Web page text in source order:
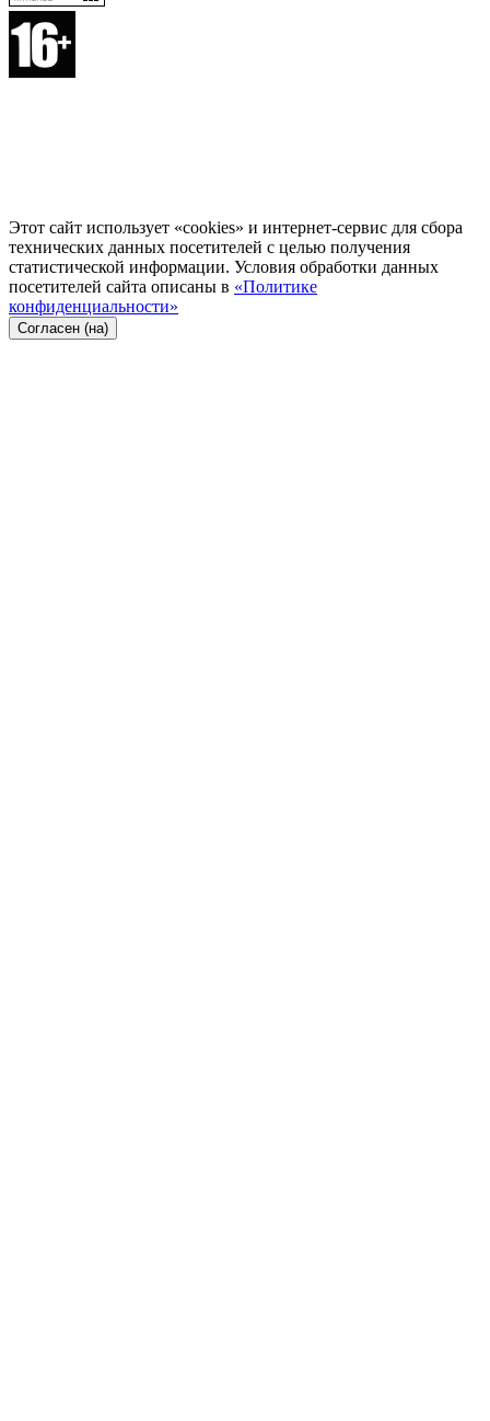
Этот сайт использует «cookies» и интернет-сервис для сбора
технических данных посетителей с целью получения
статистической информации. Условия обработки данных
посетителей сайта описаны в «Политике
конфиденциальности»
Согласен (на)